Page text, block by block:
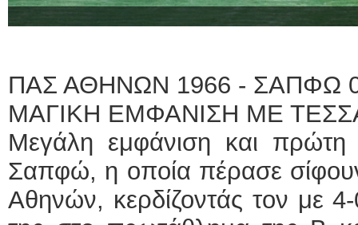
ΠΑΣ ΑΘΗΝΩΝ 1966 - ΣΑΠΦΩ
ΜΑΓΙΚΗ ΕΜΦΑΝΙΣΗ ΜΕ
Μεγάλη εμφάνιση και πρώτη
Σαπφώ, η οποία πέρασε
Αθηνών, κερδίζοντάς τον με 4-
ΕΙΔΙΚΟΣ